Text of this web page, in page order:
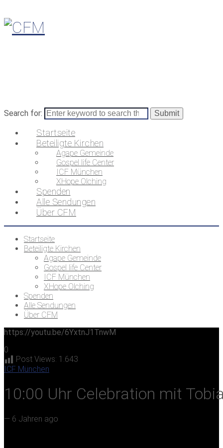
Search for:
Startseite
Beteiligte Kirchen
Agape Gemeinde
Gospel life Center
ICF München
XHope Olching
Spenden
Alle Sendungen
Über CFM
Startseite
Beteiligte Kirchen
Agape Gemeinde
Gospel life Center
ICF München
XHope Olching
Spenden
Alle Sendungen
Über CFM
https://youtu.be/6YxtnJ1TnwM
0
Post Views: 1.643
ICF München
10:00 Uhr Celebration mit
— 6 Jahren ago